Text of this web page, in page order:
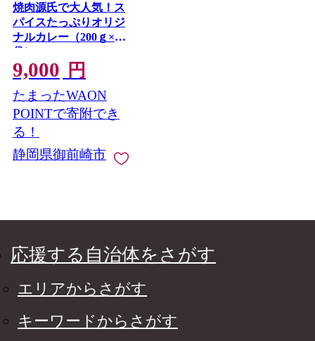
焼肉源氏で大人気！ス
パイスたっぷりオリジ
ナルカレー（200ｇ×3
袋）
9,000 円
たまったWAON
POINTで寄附でき
る！
静岡県御前崎市
応援する自治体をさがす
エリアからさがす
キーワードからさがす